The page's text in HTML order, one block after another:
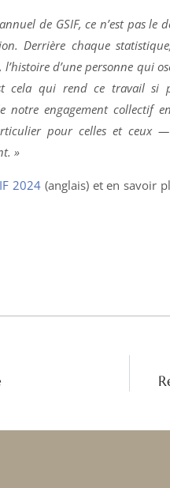
de GSIF, ce n’est pas le
Derrière chaque
d’une personne qui
cela qui rend ce travail si
notre engagement collectif
pour celles et ceux
»
2024(anglais) et en savoir